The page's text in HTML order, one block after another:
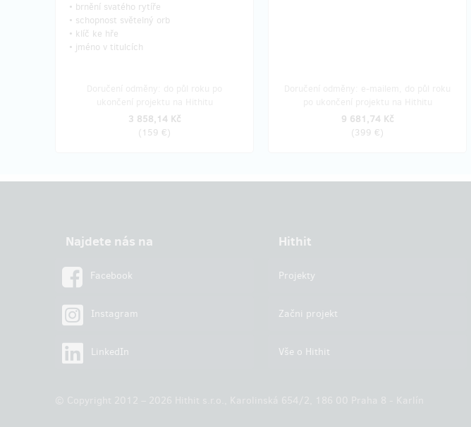
• brnění svatého rytíře
• schopnost světelný orb
• klíč ke hře
• jméno v titulcích
3 858,14 Kč
(159 €)
9 681,74 Kč
(399 €)
Najdete nás na
Facebook
Instagram
LinkedIn
Hithit
Projekty
Začni projekt
Vše o Hithit